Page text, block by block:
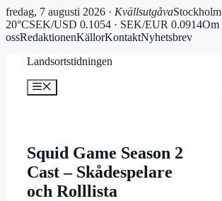
fredag, 7 augusti 2026 · KvällsutgåvaStockholm
20°CSEK/USD 0.1054 · SEK/EUR 0.0914Om
ossRedaktionenKällorKontaktNyhetsbrev
Landsortstidningen
Meny
Squid Game Season 2
Cast – Skådespelare
och Rolllista